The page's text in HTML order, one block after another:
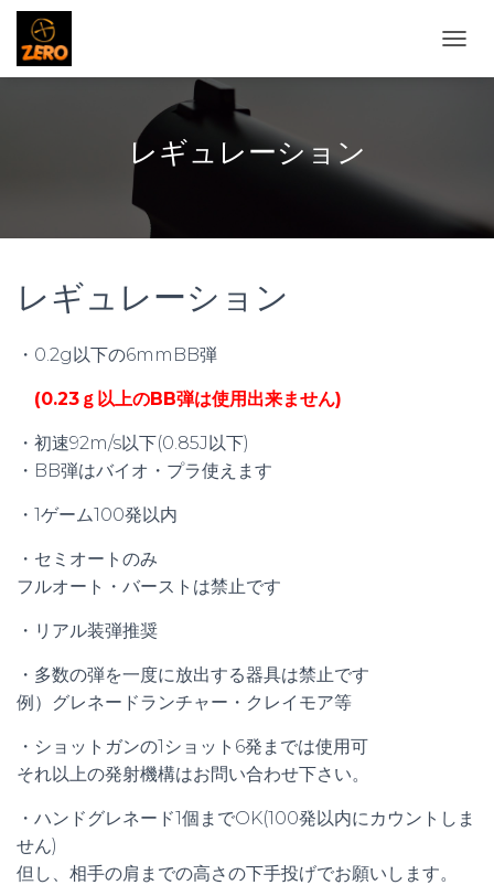
ビ
切
レギュレーション
レギュレーション
・0.2g以下の6mmBB弾
(0.23ｇ以上のBB弾は使用出来ません)
・初速92m/s以下(0.85J以下)
・BB弾はバイオ・プラ使えます
・1ゲーム100発以内
・セミオートのみ
フルオート・バーストは禁止です
・リアル装弾推奨
・多数の弾を一度に放出する器具は禁止です
例）グレネードランチャー・クレイモア等
・ショットガンの1ショット6発までは使用可
それ以上の発射機構はお問い合わせ下さい。
・ハンドグレネード1個までOK(100発以内にカウントしま
せん)
但し、相手の肩までの高さの下手投げでお願いします。